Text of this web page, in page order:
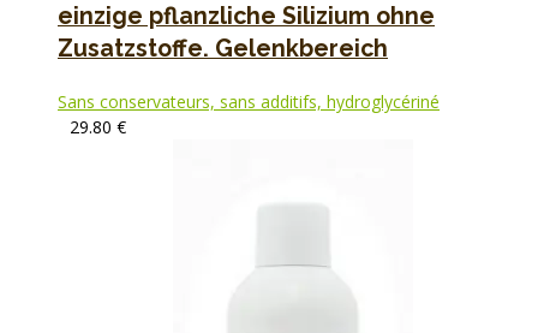
einzige pflanzliche Silizium ohne
Zusatzstoffe. Gelenkbereich
Sans conservateurs, sans additifs, hydroglycériné
29.80 €